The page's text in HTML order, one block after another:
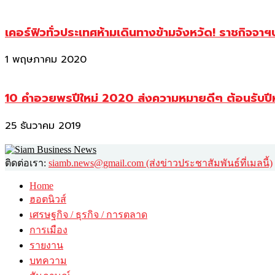
เคอร์ฟิวทั่วประเทศห้ามเดินทางข้ามจังหวัด! ราชกิจจา
1 พฤษภาคม 2020
10 คำอวยพรปีใหม่ 2020 ส่งความหมายดีๆ ต้อนรับ
25 ธันวาคม 2019
ติดต่อเรา: siamb.news@gmail.com (ส่งข่าวประชาสัมพันธ์ที่เมลนี้)
Home
ฮอตนิวส์
เศรษฐกิจ / ธุรกิจ / การตลาด
การเมือง
รายงาน
บทความ